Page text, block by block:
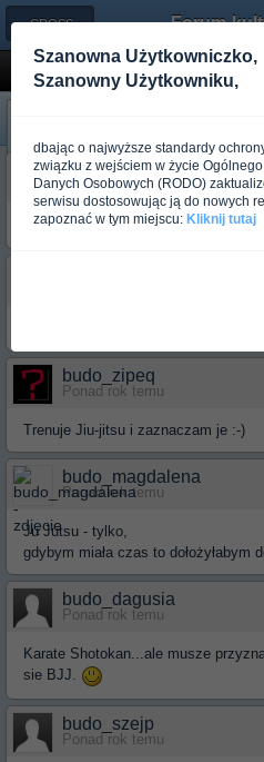
← CROSS-BUDO
Ja trenuje ......
Poprzedni
budo_silver
Ponad rok temu
Co tu dużo mówić - karate.
budo_zipeq
Ponad rok temu
Trenuje Jiu-jitsu i zaznaczam je :-)
budo_magdalena
Ponad rok temu
Ju Jutsu - tylko,
gdybym miała czas to dołożyłabym
budo_dagusia
Ponad rok temu
Karate Shotokan...ale musze
sie BJJ.
budo_szejp
Ponad rok temu
Szanowna Użytkowniczko,
Szanowny Użytkowniku,
dbając o najwyższe standardy
związku z wejściem w życie
Danych Osobowych (RODO)
serwisu dostosowując ją do nowych
zapoznać w tym miejscu: Kliknij tutaj